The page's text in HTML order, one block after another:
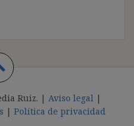
Ruiz. | Aviso legal |
| Política de privacidad